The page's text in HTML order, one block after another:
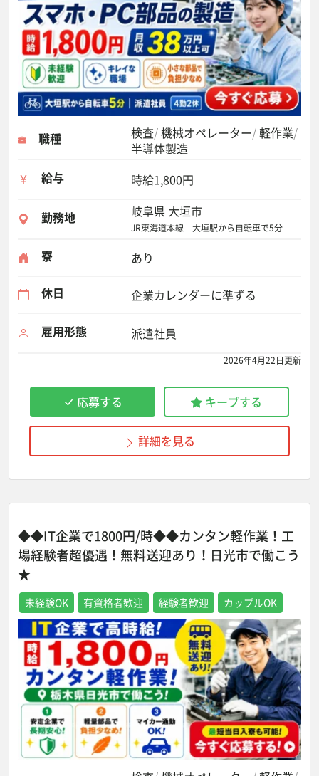
職種 検査 機械オペレーター 軽作業
半導体製造
給与
時給1,800円
勤務地 岐阜県 大垣市
JR東海道本線 大垣駅から自転車で5分
寮 あり
休日 企業カレンダーに準ずる
雇用形態 派遣社員
2026年4月22日更新
応募する キープする
詳細を見る
◆◆IT企業で1800円/時◆◆カンタン軽作業！工
場経験者超優遇！無料送迎あり！日光市で働こう
★
未経験OK 有資格者歓迎 経験者歓迎 カップルOK